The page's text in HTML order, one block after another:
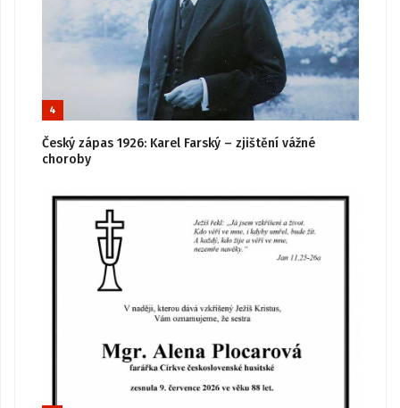
4
Český zápas 1926: Karel Farský – zjištění vážné
choroby